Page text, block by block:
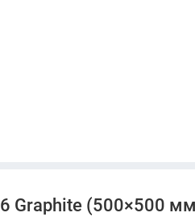
для
Graphite (500×500